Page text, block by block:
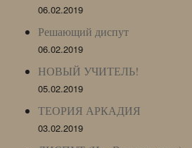
06.02.2019
Решающий диспут
06.02.2019
НОВЫЙ УЧИТЕЛЬ!
05.02.2019
ТЕОРИЯ АРКАДИЯ
03.02.2019